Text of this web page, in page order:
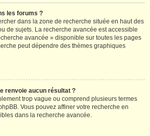
les forums ?
dans la zone de recherche située en haut des
de sujets. La recherche avancée est accessible
avancée » disponible sur toutes les pages
peut dépendre des thèmes graphiques
renvoie aucun résultat ?
trop vague ou comprend plusieurs termes
Vous pouvez affiner votre recherche en
dans la recherche avancée.